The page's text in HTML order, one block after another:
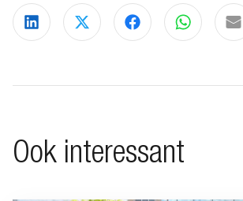
Deel via LinkedIn
Deel via XDeel via Facebook
Deel via
Ook interessant